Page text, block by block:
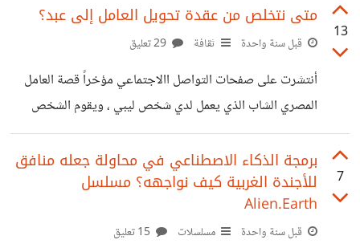
الهيبة ، ومن الشجار ندرك أن العجوز رئيس القطار يرفض ركوب
الشاب الغير ظاهر بالكادر نظراً لكونه يرتدي شورت ، وقد يبدو
الشجار للحظة ساذج وسط عشرات الأحداث المرعبة التي نمر بها
في تلك المرحلة، ولكنه بحقيقة الأمر يعكس صراع ثقافي معقد لا
يمكن الفصل فيه، فمن وجهة نظر
13
متى نتخلص من عقدة تحويل العامل إلى عبد؟
قبل سنة واحدة ثقافة
أنتشرت على صفحات التواصل االاجتماعي مؤخراً قصة العامل
المصري الشاب الذي يعمل لدي شخص ليبي ، ويقوم الشخص
الليبي بتسليط أسد ضخم لمهاجمته بدافع الدعابة بشكل يشكل
تهديد صريح على حياة العامل الذي يبدو خائف دون أن يظهر
ذلك مضطر للحفاظ على عمله وسط ضحكات الرجل الليبي الذي
يبدو مستمتع بهذا الهذار السمج الذي يعتمد على الترويع، وهو ما
دفع الكثير من الأشخاص للإعتراض على الفيديو، مما دفع العامل
7
برمجة الذكاء الاصطناعي في محاولة جعله منافق
للأجندة الغربية كيف نواجهه؟ مسلسل
Alien.Earth
قبل سنة واحدة مسلسلات